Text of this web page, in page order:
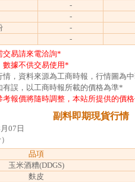
-
-
-
-
交易請來電洽詢*
據不供交易使用*
，資料來源為工商時報，行情圖為
誤，以工商時報所載的價格為準*
報價將隨時調整，本站所提供的價
副料即期現貨行情
07日
品項
玉米酒糟(DDGS)
麩皮